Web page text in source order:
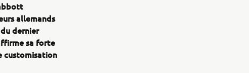
allemands
dernier
sa forte
customisation